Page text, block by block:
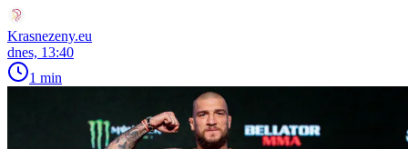
Krasnezeny.eu
dnes, 13:40
1 min